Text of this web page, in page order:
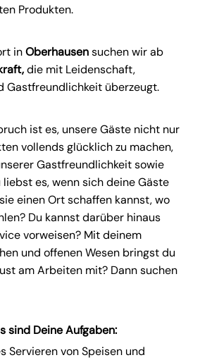
Produkten.
inOberhausensuchen wir ab
die mit Leidenschaft,
Gastfreundlichkeit überzeugt.
ist es, unsere Gäste nicht nur
vollends glücklich zu machen,
Gastfreundlichkeit sowie
es, wenn sich deine Gäste
einen Ort schaffen kannst, wo
Du kannst darüber hinaus
vorweisen? Mit deinem
und offenen Wesen bringst du
am Arbeiten mit? Dann suchen
sind Deine Aufgaben:
Servieren von Speisen und